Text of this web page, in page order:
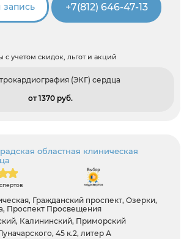
+7(812) 646-47-13
с учетом скидок, льгот и акций
(ЭКГ) сердца
от 1370 pуб.
областная клиническая
Гражданский проспект, Озерки,
Проспект Просвещения
Калининский, Приморский
45 к.2, литер А